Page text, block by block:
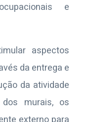
e
aspectos
da entrega e
da atividade
murais, os